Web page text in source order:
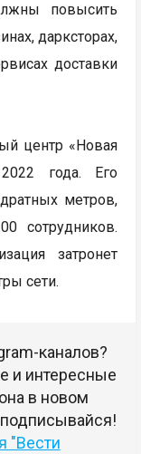
повысить
дарксторах,
доставки
центр «Новая
года. Его
метров,
сотрудников.
затронет
сети.
каналов?
и интересные
в новом
"Вести